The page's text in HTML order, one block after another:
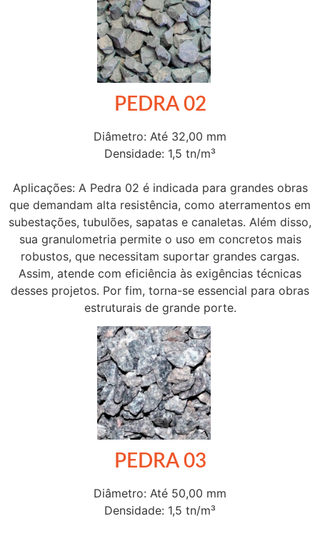
PEDRA 02
Diâmetro: Até 32,00 mm
Densidade: 1,5 tn/m³
Aplicações: A Pedra 02 é indicada para grandes obras
que demandam alta resistência, como aterramentos em
subestações, tubulões, sapatas e canaletas. Além disso,
sua granulometria permite o uso em concretos mais
robustos, que necessitam suportar grandes cargas.
Assim, atende com eficiência às exigências técnicas
desses projetos. Por fim, torna-se essencial para obras
estruturais de grande porte.
PEDRA 03
Diâmetro: Até 50,00 mm
Densidade: 1,5 tn/m³